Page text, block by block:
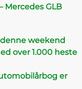
Mercedes GLB
weekend
over 1.000 heste
er